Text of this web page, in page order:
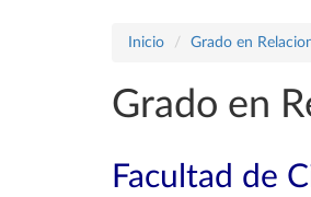
Inicio Grado en
Grado en
Facultad de